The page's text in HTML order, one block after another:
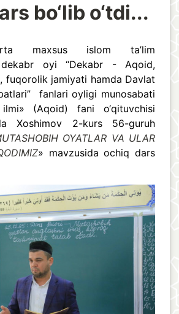
bo‘lib o‘tdi...
maxsus islom ta’lim
dekabr oyi “Dekabr - Aqoid,
fuqorolik jamiyati hamda Davlat
fanlari oyligi munosabati
(Aqoid) fani o‘qituvchisi
Xoshimov 2-kurs 56-guruh
OYATLAR VA ULAR
» mavzusida ochiq dars